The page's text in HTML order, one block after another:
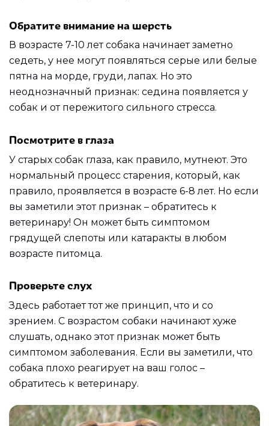
Обратите внимание на шерсть
В возрасте 7-10 лет собака начинает заметно
седеть, у нее могут появляться серые или белые
пятна на морде, груди, лапах. Но это
неоднозначный признак: седина появляется у
собак и от пережитого сильного стресса.
Посмотрите в глаза
У старых собак глаза, как правило, мутнеют. Это
нормальный процесс старения, который, как
правило, проявляется в возрасте 6-8 лет. Но если
вы заметили этот признак – обратитесь к
ветеринару! Он может быть симптомом
грядущей слепоты или катаракты в любом
возрасте питомца.
Проверьте слух
Здесь работает тот же принцип, что и со
зрением. С возрастом собаки начинают хуже
слушать, однако этот признак может быть
симптомом заболевания. Если вы заметили, что
собака плохо реагирует на ваш голос –
обратитесь к ветеринару.